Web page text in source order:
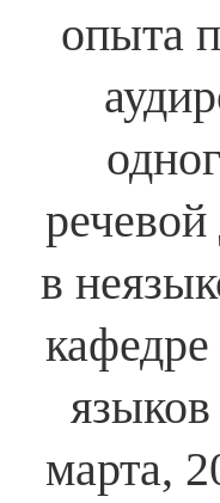
опыта
речевой
в
марта,